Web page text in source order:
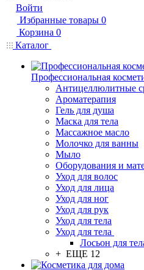
Войти
Избранные товары 0
Корзина 0
Каталог
Профессиональная
Антицеллюлитные
Ароматерапия
Гель для душа
Маска для тела
Массажное масло
Молочко для ванны
Мыло
Оборудования и
Уход для волос
Уход для лица
Уход для ног
Уход для рук
Уход для тела
Уход для тела
Лосьон для
+ ЕЩЕ 12